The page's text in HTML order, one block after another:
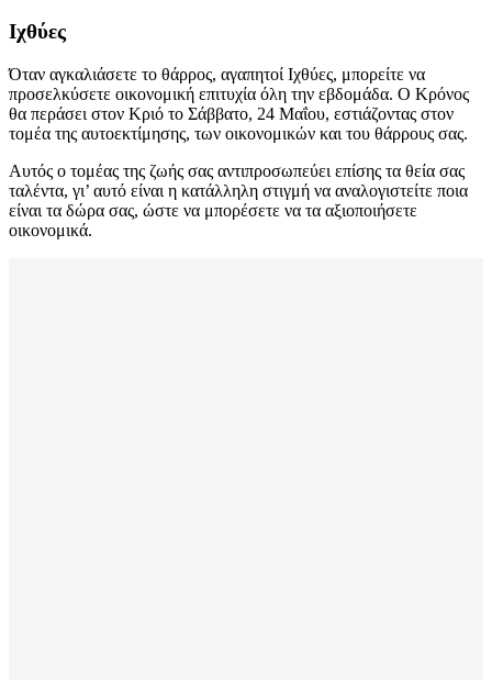
Ιχθύες
Όταν αγκαλιάσετε το θάρρος, αγαπητοί Ιχθύες, μπορείτε να
προσελκύσετε οικονομική επιτυχία όλη την εβδομάδα. Ο Κρόνος
θα περάσει στον Κριό το Σάββατο, 24 Μαΐου, εστιάζοντας στον
τομέα της αυτοεκτίμησης, των οικονομικών και του θάρρους σας.
Αυτός ο τομέας της ζωής σας αντιπροσωπεύει επίσης τα θεία σας
ταλέντα, γι’ αυτό είναι η κατάλληλη στιγμή να αναλογιστείτε ποια
είναι τα δώρα σας, ώστε να μπορέσετε να τα αξιοποιήσετε
οικονομικά.